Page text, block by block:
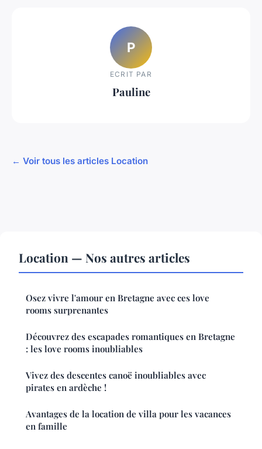
P
ECRIT PAR
Pauline
← Voir tous les articles Location
Location — Nos autres articles
Osez vivre l'amour en Bretagne avec ces love
rooms surprenantes
Découvrez des escapades romantiques en Bretagne
: les love rooms inoubliables
Vivez des descentes canoë inoubliables avec
pirates en ardèche !
Avantages de la location de villa pour les vacances
en famille